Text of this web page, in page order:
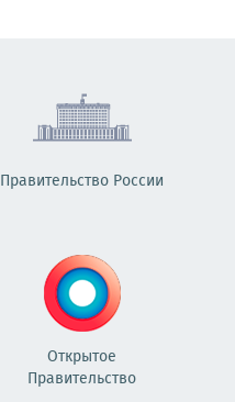
Правительство России
Открытое
Правительство